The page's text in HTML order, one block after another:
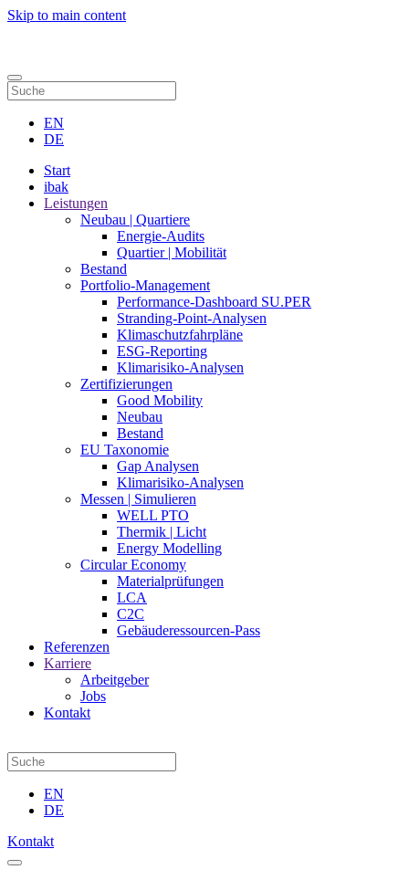
Skip to main content
EN
DE
Start
ibak
Leistungen
Neubau | Quartiere
Energie-Audits
Quartier | Mobilität
Bestand
Portfolio-Management
Performance-Dashboard SU.PER
Stranding-Point-Analysen
Klimaschutzfahrpläne
ESG-Reporting
Klimarisiko-Analysen
Zertifizierungen
Good Mobility
Neubau
Bestand
EU Taxonomie
Gap Analysen
Klimarisiko-Analysen
Messen | Simulieren
WELL PTO
Thermik | Licht
Energy Modelling
Circular Economy
Materialprüfungen
LCA
C2C
Gebäuderessourcen-Pass
Referenzen
Karriere
Arbeitgeber
Jobs
Kontakt
EN
DE
Kontakt